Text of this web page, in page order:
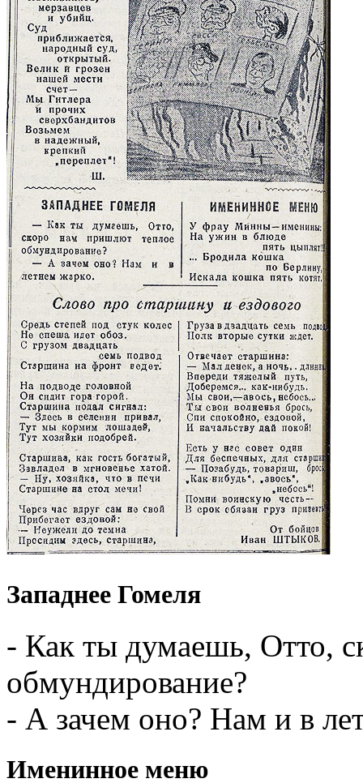
Западнее Гомеля
- Как ты думаешь, Отто,
обмундирование?
- А зачем оно? Нам и в
Именинное меню